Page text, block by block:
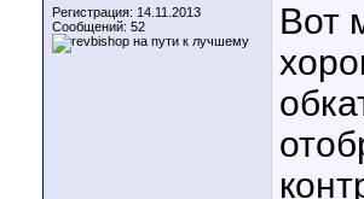
Регистрация: 14.11.2013
Сообщений: 52
Вот